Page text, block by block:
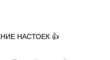
НАСТОЕК 👍